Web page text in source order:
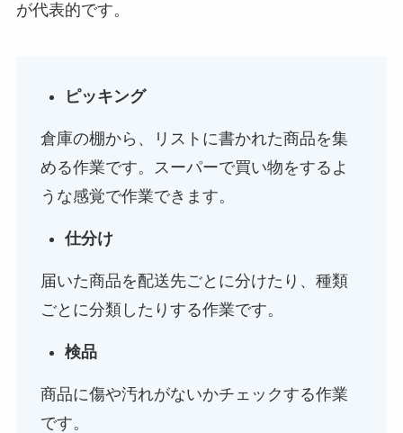
が代表的です。
ピッキング
倉庫の棚から、リストに書かれた商品を集
める作業です。スーパーで買い物をするよ
うな感覚で作業できます。
仕分け
届いた商品を配送先ごとに分けたり、種類
ごとに分類したりする作業です。
検品
商品に傷や汚れがないかチェックする作業
です。